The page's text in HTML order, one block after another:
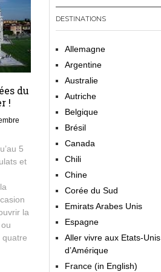
du
!
5
et
la
quatre
DESTINATIONS
Allemagne
Argentine
Australie
Autriche
Belgique
Brésil
Canada
Chili
Chine
Corée du Sud
Emirats Arabes Unis
Espagne
Aller vivre aux Etats-Unis
d’Amérique
France (in English)